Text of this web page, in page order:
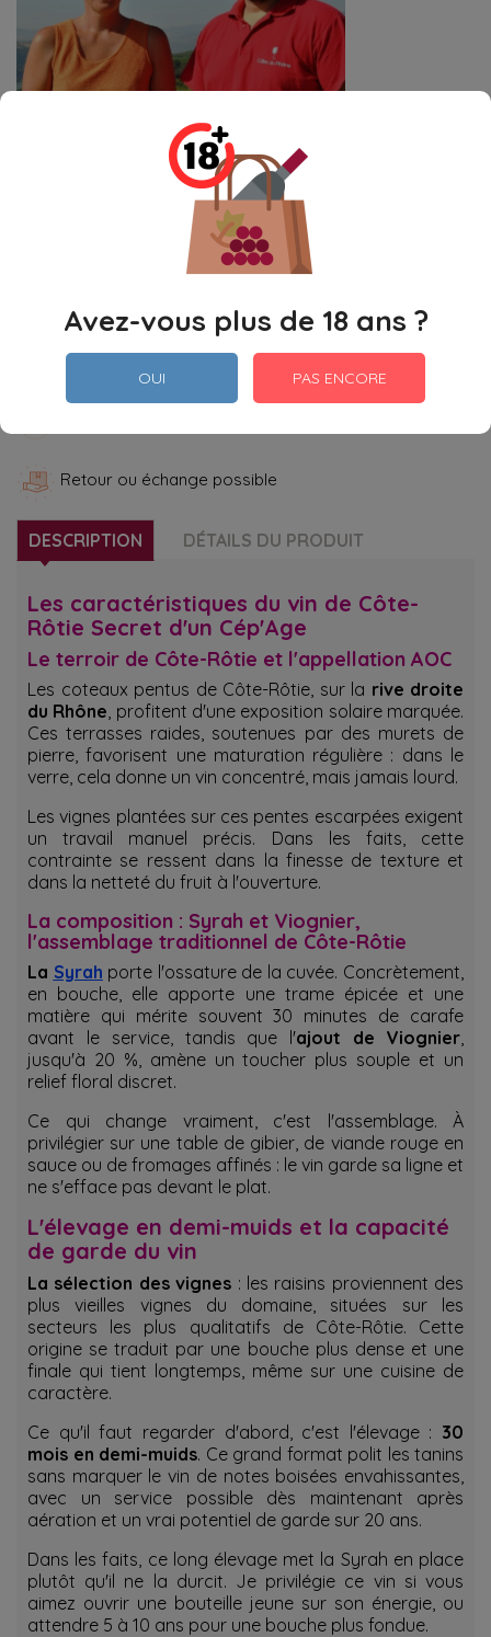
Avez-vous plus de 18 ans ?
OUI PAS ENCORE
Ajouter Au Panier
Paiement Sécurisé
Retour ou échange possible
DESCRIPTION DÉTAILS DU PRODUIT
Les caractéristiques du vin de Côte-
Rôtie Secret d'un Cép'Age
Le terroir de Côte-Rôtie et l'appellation AOC
Les coteaux pentus de Côte-Rôtie, sur la rive droite
du Rhône , profitent d'une exposition solaire marquée.
Ces terrasses raides, soutenues par des murets de
pierre, favorisent une maturation régulière : dans le
verre, cela donne un vin concentré, mais jamais lourd.
Les vignes plantées sur ces pentes escarpées exigent
un travail manuel précis. Dans les faits, cette
contrainte se ressent dans la finesse de texture et
dans la netteté du fruit à l'ouverture.
La composition : Syrah et Viognier,
l'assemblage traditionnel de Côte-Rôtie
La Syrah porte l'ossature de la cuvée. Concrètement,
en bouche, elle apporte une trame épicée et une
matière qui mérite souvent 30 minutes de carafe
avant le service, tandis que l'ajout de Viognier
jusqu'à 20 %, amène un toucher plus souple et un
relief floral discret.
Ce qui change vraiment, c'est l'assemblage. À
privilégier sur une table de gibier, de viande rouge en
sauce ou de fromages affinés : le vin garde sa ligne et
ne s'efface pas devant le plat.
L'élevage en demi-muids et la capacité
de garde du vin
La sélection des vignes : les raisins proviennent des
plus vieilles vignes du domaine, situées sur les
secteurs les plus qualitatifs de Côte-Rôtie. Cette
origine se traduit par une bouche plus dense et une
finale qui tient longtemps, même sur une cuisine de
caractère.
Ce qu'il faut regarder d'abord, c'est l'élevage : 30
mois en demi-muids. Ce grand format polit les tanins
sans marquer le vin de notes boisées envahissantes,
avec un service possible dès maintenant après
aération et un vrai potentiel de garde sur 20 ans.
Dans les faits, ce long élevage met la Syrah en place
plutôt qu'il ne la durcit. Je privilégie ce vin si vous
aimez ouvrir une bouteille jeune sur son énergie, ou
attendre 5 à 10 ans pour une bouche plus fondue.